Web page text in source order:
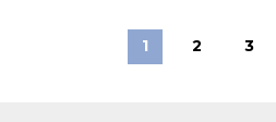
1 2 3